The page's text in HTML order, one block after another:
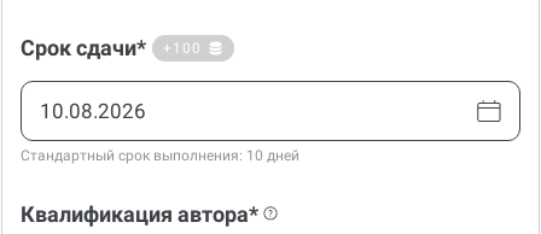
Срок сдачи* +100
Стандартный срок выполнения: 10 дней
Квалификация автора*